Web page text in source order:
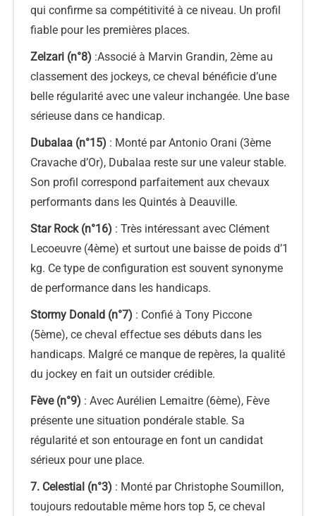
qui confirme sa compétitivité à ce niveau. Un profil
fiable pour les premières places.
Zelzari (n°8) :Associé à Marvin Grandin, 2ème au
classement des jockeys, ce cheval bénéficie d’une
belle régularité avec une valeur inchangée. Une base
sérieuse dans ce handicap.
Dubalaa (n°15) : Monté par Antonio Orani (3ème
Cravache d’Or), Dubalaa reste sur une valeur stable.
Son profil correspond parfaitement aux chevaux
performants dans les Quintés à Deauville.
Star Rock (n°16) : Très intéressant avec Clément
Lecoeuvre (4ème) et surtout une baisse de poids d’1
kg. Ce type de configuration est souvent synonyme
de performance dans les handicaps.
Stormy Donald (n°7) : Confié à Tony Piccone
(5ème), ce cheval effectue ses débuts dans les
handicaps. Malgré ce manque de repères, la qualité
du jockey en fait un outsider crédible.
Fève (n°9) : Avec Aurélien Lemaitre (6ème), Fève
présente une situation pondérale stable. Sa
régularité et son entourage en font un candidat
sérieux pour une place.
7. Celestial (n°3) : Monté par Christophe Soumillon,
toujours redoutable même hors top 5, ce cheval